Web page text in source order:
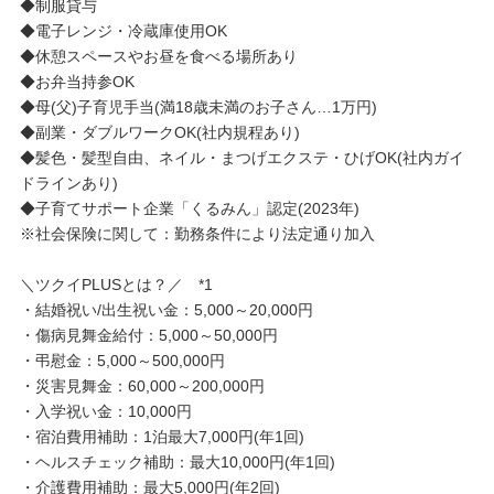
◆制服貸与
◆電子レンジ・冷蔵庫使用OK
◆休憩スペースやお昼を食べる場所あり
◆お弁当持参OK
◆母(父)子育児手当(満18歳未満のお子さん…1万円)
◆副業・ダブルワークOK(社内規程あり)
◆髪色・髪型自由、ネイル・まつげエクステ・ひげOK(社内ガイ
ドラインあり)
◆子育てサポート企業「くるみん」認定(2023年)
※社会保険に関して：勤務条件により法定通り加入
＼ツクイPLUSとは？／ *1
・結婚祝い/出生祝い金：5,000～20,000円
・傷病見舞金給付：5,000～50,000円
・弔慰金：5,000～500,000円
・災害見舞金：60,000～200,000円
・入学祝い金：10,000円
・宿泊費用補助：1泊最大7,000円(年1回)
・ヘルスチェック補助：最大10,000円(年1回)
・介護費用補助：最大5,000円(年2回)